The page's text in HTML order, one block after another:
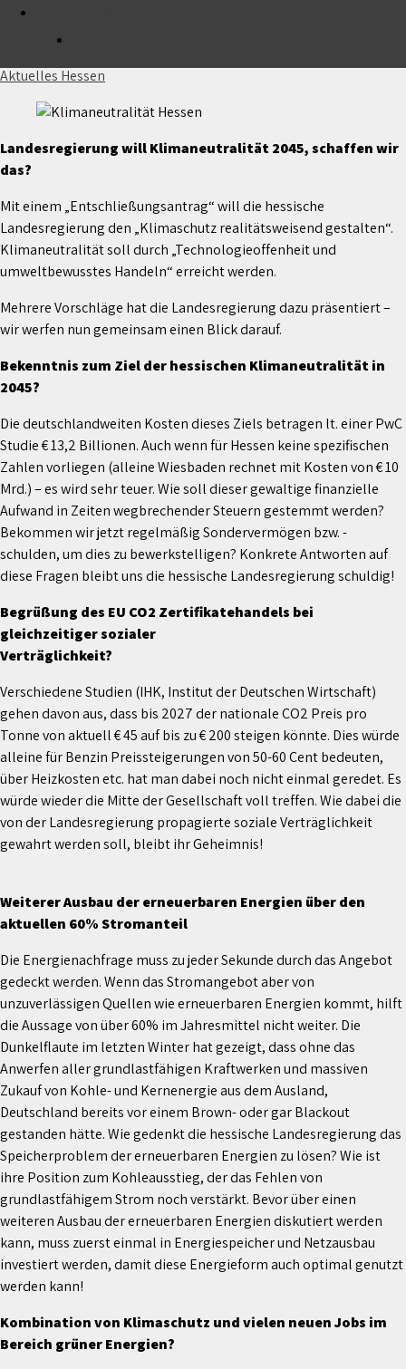
Landesregierung will Klimaneutralität 2045
Aktuelles Hessen
Landesregierung will Klimaneutralität 2045, schaffen wir
das?
Mit einem „Entschließungsantrag“ will die hessische
Landesregierung den „Klimaschutz realitätsweisend gestalten“.
Klimaneutralität soll durch „Technologieoffenheit und
umweltbewusstes Handeln“ erreicht werden.
Mehrere Vorschläge hat die Landesregierung dazu präsentiert –
wir werfen nun gemeinsam einen Blick darauf.
Bekenntnis zum Ziel der hessischen Klimaneutralität in
2045?
Die deutschlandweiten Kosten dieses Ziels betragen lt. einer PwC
Studie € 13,2 Billionen. Auch wenn für Hessen keine spezifischen
Zahlen vorliegen (alleine Wiesbaden rechnet mit Kosten von € 10
Mrd.) – es wird sehr teuer. Wie soll dieser gewaltige finanzielle
Aufwand in Zeiten wegbrechender Steuern gestemmt werden?
Bekommen wir jetzt regelmäßig Sondervermögen bzw. -
schulden, um dies zu bewerkstelligen? Konkrete Antworten auf
diese Fragen bleibt uns die hessische Landesregierung schuldig!
Begrüßung des EU CO2 Zertifikatehandels bei
gleichzeitiger sozialer
Verträglichkeit?
Verschiedene Studien (IHK, Institut der Deutschen Wirtschaft)
gehen davon aus, dass bis 2027 der nationale CO2 Preis pro
Tonne von aktuell € 45 auf bis zu € 200 steigen könnte. Dies würde
alleine für Benzin Preissteigerungen von 50-60 Cent bedeuten,
über Heizkosten etc. hat man dabei noch nicht einmal geredet. Es
würde wieder die Mitte der Gesellschaft voll treffen. Wie dabei die
von der Landesregierung propagierte soziale Verträglichkeit
gewahrt werden soll, bleibt ihr Geheimnis!
Weiterer Ausbau der erneuerbaren Energien über den
aktuellen 60% Stromanteil
Die Energienachfrage muss zu jeder Sekunde durch das Angebot
gedeckt werden. Wenn das Stromangebot aber von
unzuverlässigen Quellen wie erneuerbaren Energien kommt, hilft
die Aussage von über 60% im Jahresmittel nicht weiter. Die
Dunkelflaute im letzten Winter hat gezeigt, dass ohne das
Anwerfen aller grundlastfähigen Kraftwerken und massiven
Zukauf von Kohle- und Kernenergie aus dem Ausland,
Deutschland bereits vor einem Brown- oder gar Blackout
gestanden hätte. Wie gedenkt die hessische Landesregierung das
Speicherproblem der erneuerbaren Energien zu lösen? Wie ist
ihre Position zum Kohleausstieg, der das Fehlen von
grundlastfähigem Strom noch verstärkt. Bevor über einen
weiteren Ausbau der erneuerbaren Energien diskutiert werden
kann, muss zuerst einmal in Energiespeicher und Netzausbau
investiert werden, damit diese Energieform auch optimal genutzt
werden kann!
Kombination von Klimaschutz und vielen neuen Jobs im
Bereich grüner Energien?